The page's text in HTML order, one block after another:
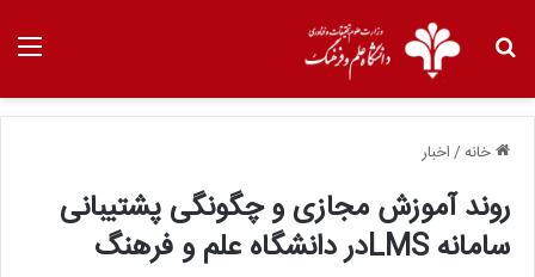
خانه/اخبار
روند آموزش مجازی و چگونگی پشتیبانی
سامانه LMSدر دانشگاه علم و فرهنگ